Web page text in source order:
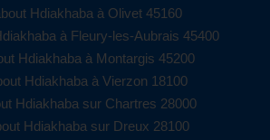
Hdiakhaba à Olivet 45160
à Fleury-les-Aubrais 45400
Hdiakhaba à Montargis 45200
Hdiakhaba à Vierzon 18100
Hdiakhaba sur Chartres 28000
Hdiakhaba sur Dreux 28100